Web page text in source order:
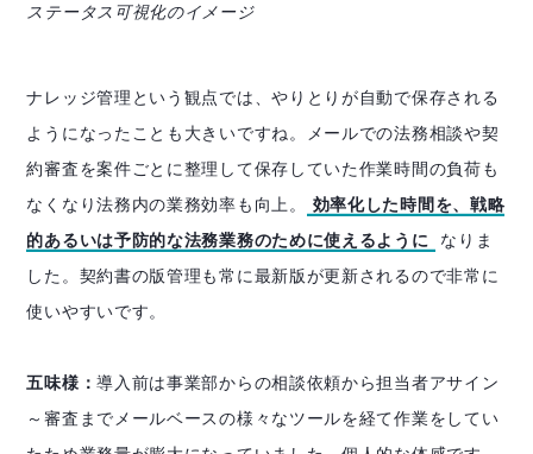
ステータス可視化のイメージ
ナレッジ管理という観点では、やりとりが自動で保存される
ようになったことも大きいですね。メールでの法務相談や契
約審査を案件ごとに整理して保存していた作業時間の負荷も
なくなり法務内の業務効率も向上。
効率化した時間を、戦略
的あるいは予防的な法務業務のために使えるように
なりま
した。契約書の版管理も常に最新版が更新されるので非常に
使いやすいです。
五味様：導入前は事業部からの相談依頼から担当者アサイン
～審査までメールベースの様々なツールを経て作業をしてい